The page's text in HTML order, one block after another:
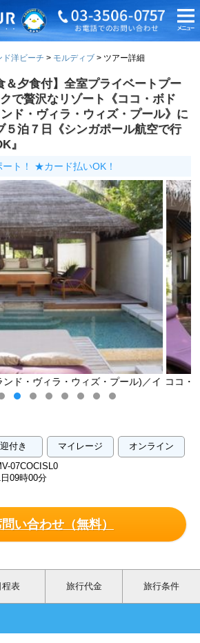
ド洋ビーチ モルディブ ツアー詳細
夕食付】全室プライベートプー
で贅沢なリゾート《ココ・ボド
ド・ヴィラ・ウィズ・プール》に
５泊７日《シンガポール航空で行
』
ート！ ★カード払いOK！
ボドゥ・ヒティ(アイランド・ヴィラ・ウィ
メージ
付き マイレージ
オンライン
07COCISL0
09時00分
い合わせ（無料）
程表 旅行代金 旅行条件